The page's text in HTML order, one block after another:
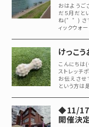
おはようご
だ５月だと
ね(゜゜) さ
ィックウォ
けっこ
こんにちは
ストレッチ
お伝えさ
という方は
◆11/17
開催決定